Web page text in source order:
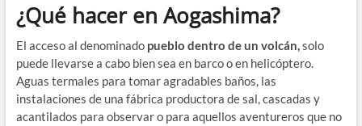
¿Qué hacer en Aogashima?
El acceso al denominado pueblo dentro de un volcán,solo
puede llevarse a cabo bien sea en barco o en helicóptero.
Aguas termales para tomar agradables baños, las
instalaciones de una fábrica productora de sal, cascadas y
acantilados para observar o para aquellos aventureros que no